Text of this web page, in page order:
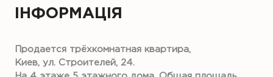
ІНФОРМАЦІЯ
Продается трёхкомнатная квартира,
Киев, ул. Строителей, 24.